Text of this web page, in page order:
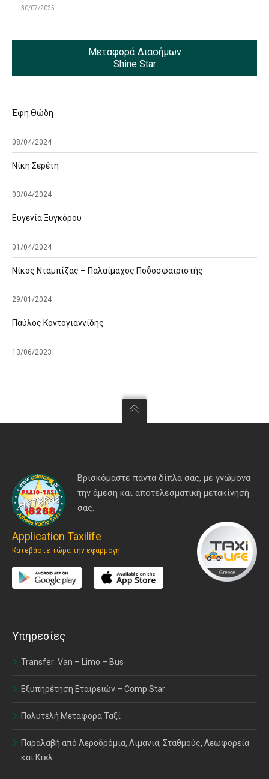
30/07/2025
Μεταφορά Διασήμων
Shine Star
Έφη Θώδη
08/04/2024
Νίκη Σερέτη
03/04/2024
Ευγενία Ξυγκόρου
01/04/2024
Νίκος Νταμπίζας – Παλαίμαχος Ποδοσφαιριστής
29/01/2024
Παύλος Κοντογιαννίδης
13/06/2023
Βρισκόμαστε πάντα δίπλα σας, με γνώμονα
την άμεση και αποτελεσματική μετακίνησή
σας.
Application Taxilife
Κατεβάστε τώρα την εφαρμογή
Υπηρεσίες
Transfer: Van – Limo – Bus
Εξυπηρέτηση Εταιρειών – Comp Star
Πολυτελή Μεταφορά Ταξί
Παραλαβή από Αεροδρόμια, Λιμάνια, Σταθμούς, Λεωφορεία
και Κτελ